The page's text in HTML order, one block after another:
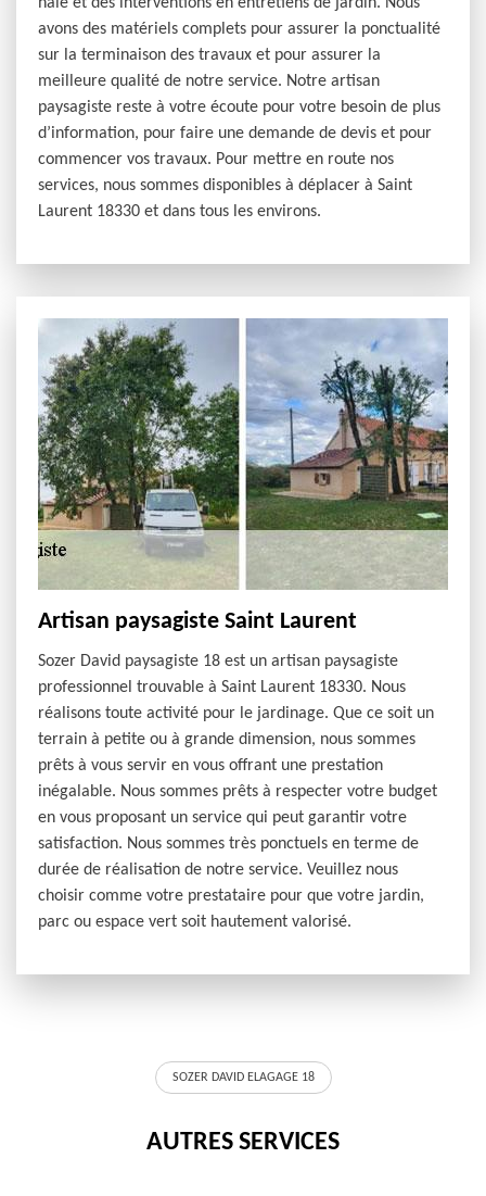
avons des matériels complets pour assurer la ponctualité
sur la terminaison des travaux et pour assurer la
meilleure qualité de notre service. Notre artisan
paysagiste reste à votre écoute pour votre besoin de plus
d’information, pour faire une demande de devis et pour
commencer vos travaux. Pour mettre en route nos
services, nous sommes disponibles à déplacer à Saint
Laurent 18330 et dans tous les environs.
Artisan paysagiste Saint Laurent
Sozer David paysagiste 18 est un artisan paysagiste
professionnel trouvable à Saint Laurent 18330. Nous
réalisons toute activité pour le jardinage. Que ce soit un
terrain à petite ou à grande dimension, nous sommes
prêts à vous servir en vous offrant une prestation
inégalable. Nous sommes prêts à respecter votre budget
en vous proposant un service qui peut garantir votre
satisfaction. Nous sommes très ponctuels en terme de
durée de réalisation de notre service. Veuillez nous
choisir comme votre prestataire pour que votre jardin,
parc ou espace vert soit hautement valorisé.
SOZER DAVID ELAGAGE 18
AUTRES SERVICES